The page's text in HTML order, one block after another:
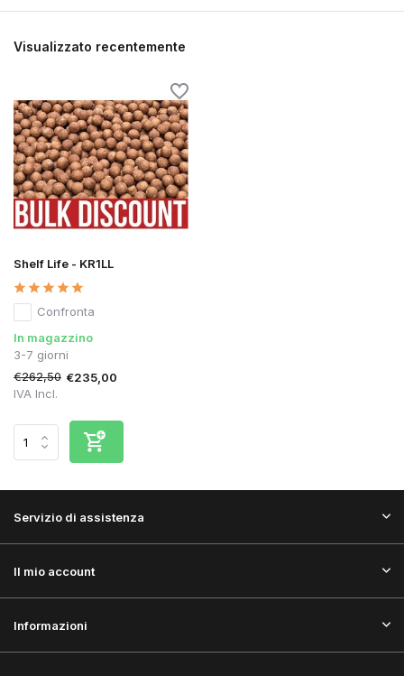
Visualizzato recentemente
Shelf Life - KR1LL
Confronta
In magazzino
3-7 giorni
€262,50 €235,00
IVA Incl.
Servizio di assistenza
Il mio account
Informazioni